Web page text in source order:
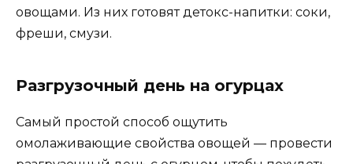
овощами. Из них готовят детокс-напитки: соки,
фреши, смузи.
Разгрузочный день на огурцах
Самый простой способ ощутить
омолаживающие свойства овощей — провести